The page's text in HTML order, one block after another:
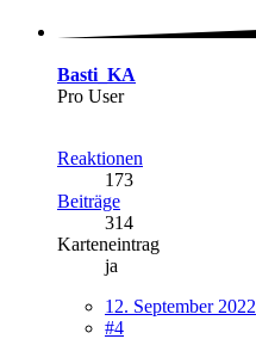
Basti_KA
Pro User
Reaktionen
173
Beiträge
314
Karteneintrag
ja
12. September 2022
#4